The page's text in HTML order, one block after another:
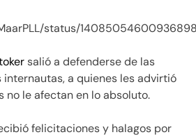
status/
salió a defenderse de las
a quienes les advirtió
no le afectan en lo absoluto.
felicitaciones y halagos por